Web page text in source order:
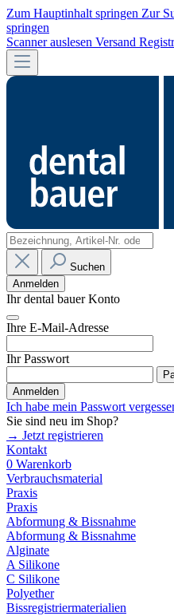
Zum Hauptinhalt springen Zur
springen
Scanner auslesen Versand
Suchen
Anmelden
Ihr dental bauer Konto
Ihre E-Mail-Adresse
Ihr Passwort
Anmelden
Ich habe mein Passwort
Sie sind neu im Shop?
→ Jetzt registrieren
Kontakt
0 Warenkorb
Verbrauchsmaterial
Praxis
Praxis
Abformung & Bissnahme
Abformung & Bissnahme
Alginate
A Silikone
C Silikone
Polyether
Bissregistriermaterialien